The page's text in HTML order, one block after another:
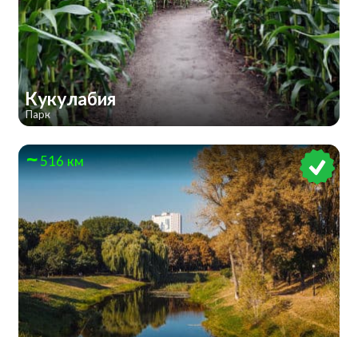
Кукулабия
Парк
516 км